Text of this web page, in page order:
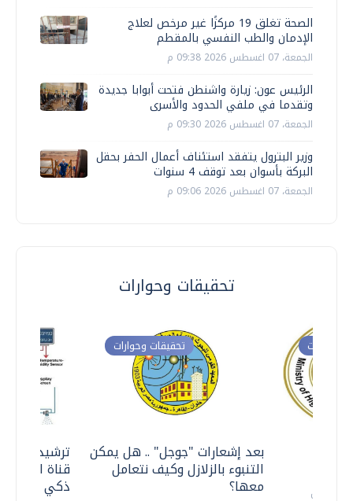
الصحة تغلق 19 مركزًا غير مرخص لعلاج
الإدمان والطب النفسي بالمقطم
الجمعة، 07 اغسطس 2026 09:38 م
الرئيس عون: زيارة واشنطن فتحت أبوابا جديدة
وتقدما في ملفي الحدود والأسرى
الجمعة، 07 اغسطس 2026 09:30 م
وزير البترول يتفقد استئناف أعمال الحفر بحقل
البركة بأسوان بعد توقف 4 سنوات
الجمعة، 07 اغسطس 2026 09:06 م
تحقيقات وحوارات
ترشيدا
قناة
ذكي
تحقيقات وحوارات
بعد إشعارات "جوجل" .. هل يمكن
التنبوء بالزلازل وكيف نتعامل
معها؟
وحوارات